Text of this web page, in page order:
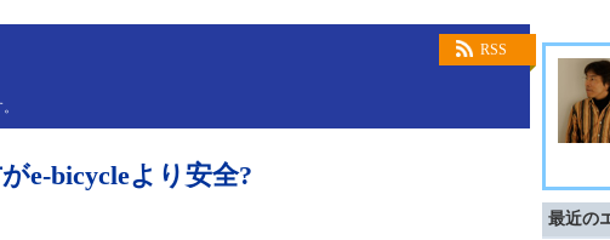
RSS
e-bicycleより安全?
最近の